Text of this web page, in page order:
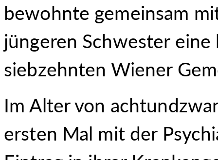
bewohnte gemeinsam
jüngeren Schwester
siebzehnten Wiener
Im Alter von
ersten Mal mit der